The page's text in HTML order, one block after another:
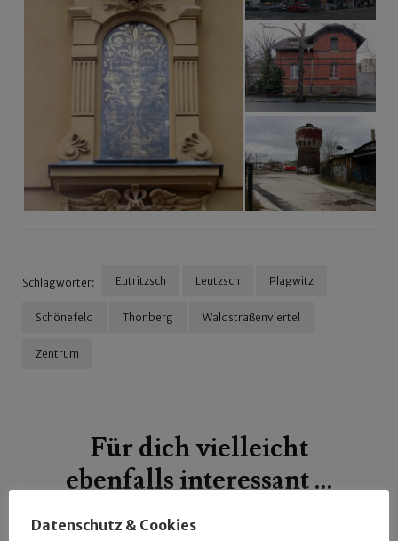
Schlagwörter: Eutritzsch Leutzsch Plagwitz
Schönefeld Thonberg Waldstraßenviertel
Zentrum
Für dich vielleicht
ebenfalls interessant …
Datenschutz & Cookies